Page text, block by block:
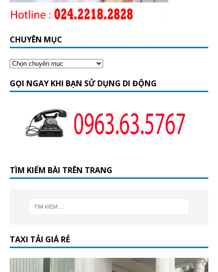
CHUYÊN MỤC
GỌI NGAY KHI BẠN SỬ DỤNG DI ĐỘNG
TÌM KIẾM BÀI TRÊN TRANG
TAXI TẢI GIÁ RẺ